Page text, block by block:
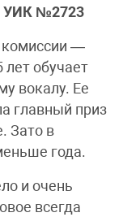
УИК №2723
комиссии —
обучает
вокалу. Ее
главный приз
Зато в
года.
и очень
всегда